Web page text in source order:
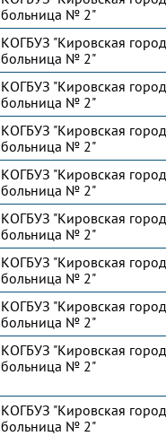
больница № 2"
КОГБУЗ "Кировская
больница № 2"
КОГБУЗ "Кировская
больница № 2"
КОГБУЗ "Кировская
больница № 2"
КОГБУЗ "Кировская
больница № 2"
КОГБУЗ "Кировская
больница № 2"
КОГБУЗ "Кировская
больница № 2"
КОГБУЗ "Кировская
больница № 2"
КОГБУЗ "Кировская
больница № 2"
КОГБУЗ "Кировская
больница № 2"